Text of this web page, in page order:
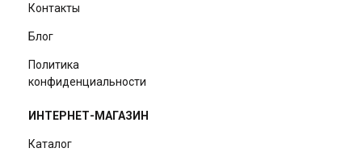
Контакты
Блог
Политика
конфиденциальности
ИНТЕРНЕТ-МАГАЗИН
Каталог